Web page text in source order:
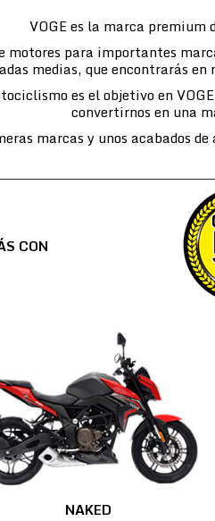
VOGE es la marca
para importantes
medias, que encontrarás
es el objetivo en
convertirnos en una
marcas y unos acabados
CON
NAKED